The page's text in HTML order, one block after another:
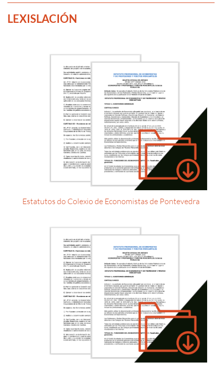
LEXISLACIÓN
Estatutos do Colexio de Economistas de Pontevedra